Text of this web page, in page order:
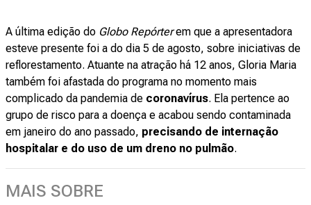
A última edição do Globo Repórterem que a apresentadora
esteve presente foi a do dia 5 de agosto, sobre iniciativas de
reflorestamento. Atuante na atração há 12 anos, Gloria Maria
também foi afastada do programa no momento mais
complicado da pandemia de coronavírus. Ela pertence ao
grupo de risco para a doença e acabou sendo contaminada
em janeiro do ano passado, precisando de internação
hospitalar e do uso de um dreno no pulmão.
MAIS SOBRE